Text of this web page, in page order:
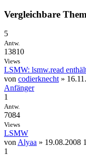
Vergleichbare
5
Antw.
13810
Views
LSMW: lsmw.read
von codierknecht»
Anfänger
1
Antw.
7084
Views
LSMW
vonAlyaa » 19.08.2008
1